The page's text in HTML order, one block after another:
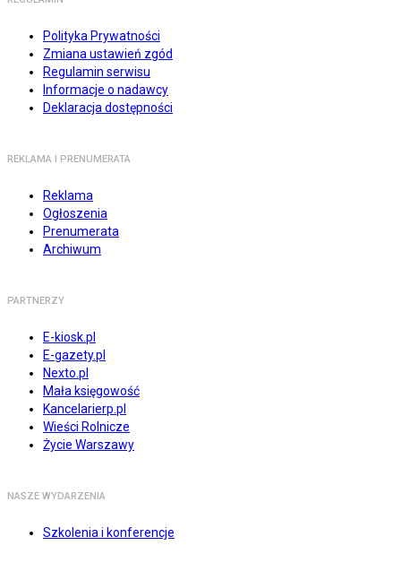
Polityka Prywatności
Zmiana ustawień zgód
Regulamin serwisu
Informacje o nadawcy
Deklaracja dostępności
REKLAMA I PRENUMERATA
Reklama
Ogłoszenia
Prenumerata
Archiwum
PARTNERZY
E-kiosk.pl
E-gazety.pl
Nexto.pl
Mała księgowość
Kancelarierp.pl
Wieści Rolnicze
Życie Warszawy
NASZE WYDARZENIA
Szkolenia i konferencje